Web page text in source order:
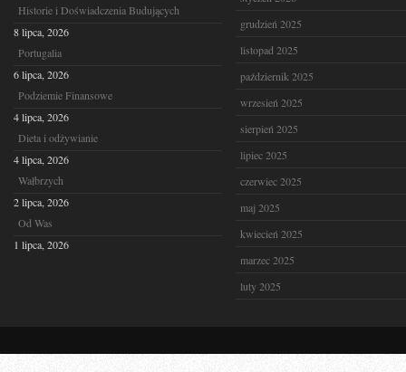
Historie i Doświadczenia Budujących
8 lipca, 2026
Portugalia
6 lipca, 2026
Podziemie Finansowe
4 lipca, 2026
Dieta i odżywianie
4 lipca, 2026
Wałbrzych
2 lipca, 2026
Od Was
1 lipca, 2026
grudzień 2025
listopad 2025
październik 2025
wrzesień 2025
sierpień 2025
lipiec 2025
czerwiec 2025
maj 2025
kwiecień 2025
marzec 2025
luty 2025